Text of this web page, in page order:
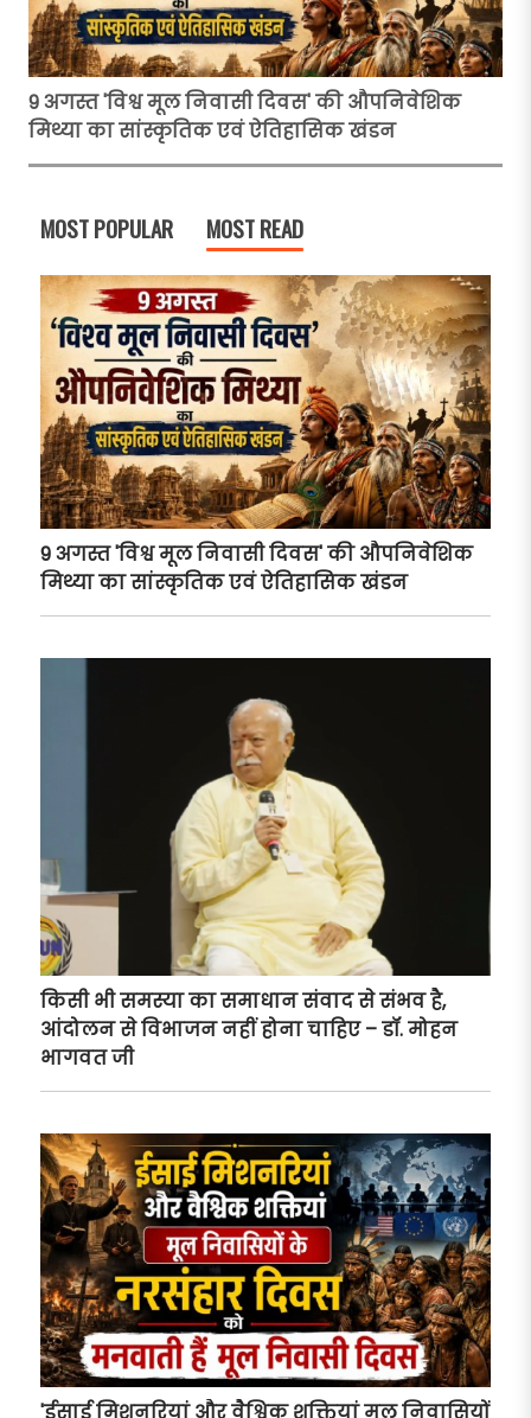
9 अगस्त 'विश्व मूल निवासी दिवस' की औपनिवेशिक
मिथ्या का सांस्कृतिक एवं ऐतिहासिक खंडन
MOST POPULAR MOST READ
9 अगस्त 'विश्व मूल निवासी दिवस' की औपनिवेशिक
मिथ्या का सांस्कृतिक एवं ऐतिहासिक खंडन
किसी भी समस्या का समाधान संवाद से संभव है,
आंदोलन से विभाजन नहीं होना चाहिए – डॉ. मोहन
भागवत जी
'ईसाई मिशनरियां और वैश्विक शक्तियां मूल निवासियों